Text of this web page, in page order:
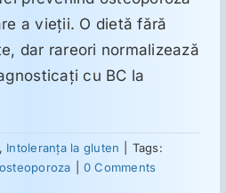
a vieţii. O dietă fără
dar rareori normalizează
cu BC la
, Intoleranţa la gluten
Tags:
osteoporoza
0 Comments